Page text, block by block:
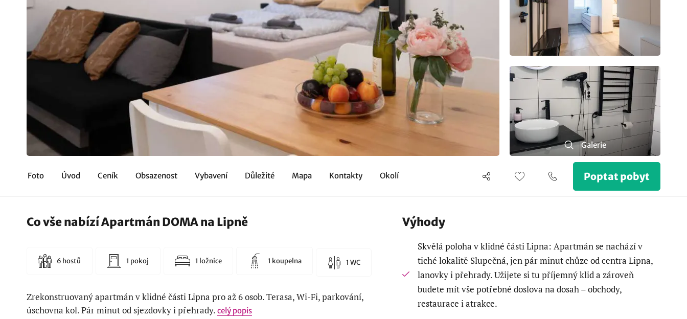
Galerie
Foto Úvod Ceník Obsazenost Vybavení Důležité Mapa Kontakty Okolí Poptat pobyt
Co vše nabízí Apartmán DOMA na Lipně
6 hostů 1 pokoj 1 ložnice 1 koupelna 1 WC
Zrekonstruovaný apartmán v klidné části Lipna pro až 6 osob. Terasa, Wi-Fi, parkování,
úschovna kol. Pár minut od sjezdovky i přehrady. celý popis
Výhody
Skvělá poloha v klidné části Lipna: Apartmán se nachází v
tiché lokalitě Slupečná, jen pár minut chůze od centra Lipna,
lanovky i přehrady. Užijete si tu příjemný klid a zároveň
budete mít vše potřebné doslova na dosah – obchody,
restaurace i atrakce.